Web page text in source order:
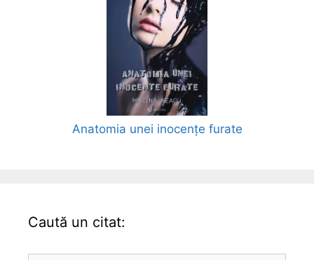
Anatomia unei inocențe furate
Caută un citat: